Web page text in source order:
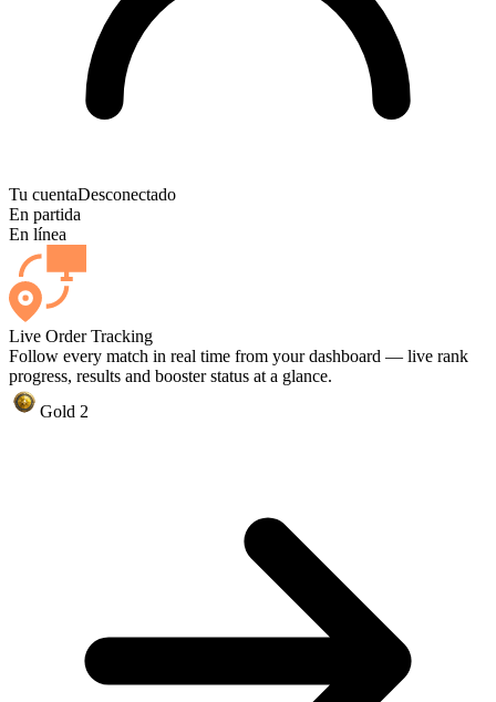
Tu cuentaDesconectado
En partida
En línea
Live Order Tracking
Follow every match in real time from your dashboard — live rank
progress, results and booster status at a glance.
Gold 2